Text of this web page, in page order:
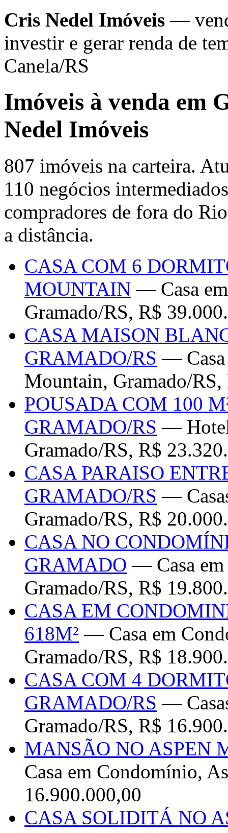
Cris Nedel Imóveis —
investir e gerar renda de
Canela/RS
Imóveis à venda em
Nedel Imóveis
807 imóveis na carteira.
110 negócios
compradores de fora do
a distância.
CASA COM 6
MOUNTAIN — Casa
Gramado/RS, R$
CASA MAISON
GRAMADO/RS — Casa
Mountain, Gramado/
POUSADA COM 100
GRAMADO/RS — Hotel
Gramado/RS, R$
CASA PARAISO
GRAMADO/RS —
Gramado/RS, R$
CASA NO
GRAMADO — Casa
Gramado/RS, R$
CASA EM
618M² — Casa em
Gramado/RS, R$
CASA COM 4
GRAMADO/RS —
Gramado/RS, R$
MANSÃO NO ASPEN
Casa em Condomínio,
16.900.000,00
CASA SOLIDITÁ NO